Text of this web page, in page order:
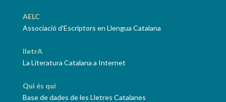
AELC
Associació d'Escriptors en Llengua Catalana
lletrA
La Literatura Catalana a Internet
Qui és qui
Base de dades de les Lletres Catalanes